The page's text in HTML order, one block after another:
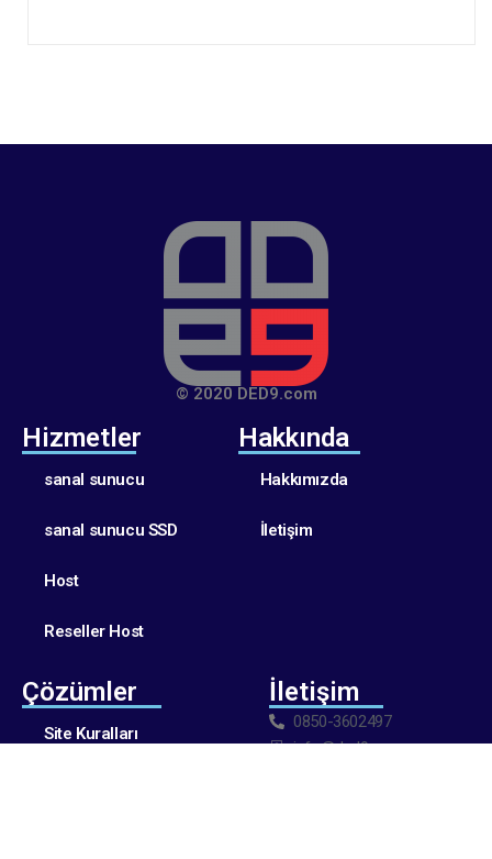
© 2020 DED9.com
Hizmetler
sanal sunucu
sanal sunucu SSD
Host
Reseller Host
Hakkında
Hakkımızda
İletişim
Çözümler
Site Kuralları
İletişim
0850-3602497
info@ded9.com